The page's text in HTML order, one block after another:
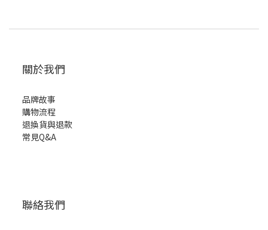
關於我們
品牌故事
購物流程
退換貨與退款
常見Q&A
聯絡我們